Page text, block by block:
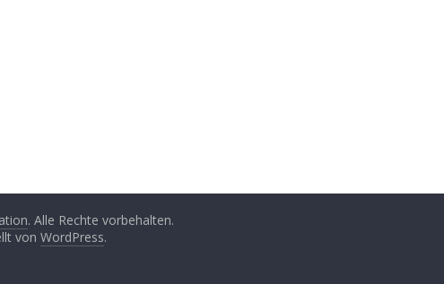
. Alle Rechte vorbehalten.
von WordPress.